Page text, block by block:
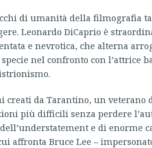
di umanità della filmografia
Leonardo DiCaprio è
e nevrotica, che alterna
specie nel confronto con l’attrice
da Tarantino, un veterano
più difficili senza perdere
e di enorme
affronta Bruce Lee –